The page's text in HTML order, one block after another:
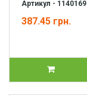
Артикул - 1140169
387.45 грн.